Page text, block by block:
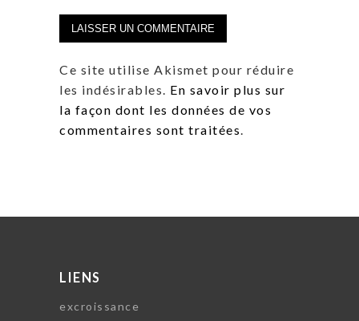
Ce site utilise Akismet pour réduire
les indésirables. En savoir plus sur
la façon dont les données de vos
commentaires sont traitées.
LIENS
excroissance